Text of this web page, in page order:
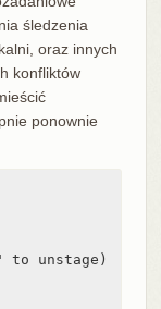
śledzenia
oraz innych
konfliktów
ponownie
to unstage)